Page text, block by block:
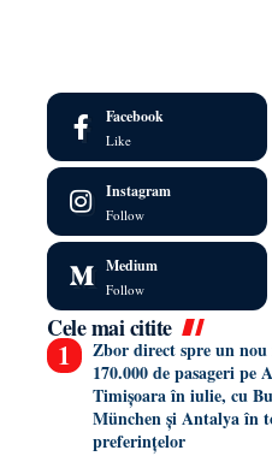
Facebook
Like
Instagram
Follow
Medium
Follow
Cele mai citite
Zbor direct spre un nou
170.000 de pasageri pe
Timișoara în iulie, cu
München și Antalya în
preferințelor